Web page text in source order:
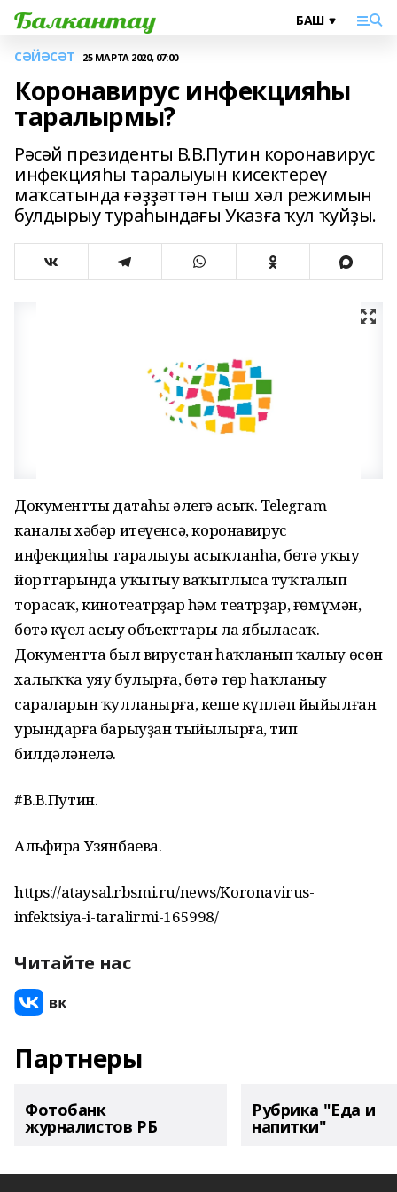
СӘЙӘСӘТ 25 МАРТА 2020, 07:00
Коронавирус инфекцияһы
таралырмы?
Рәсәй президенты В.В.Путин коронавирус
инфекцияһы таралыуын кисектереү
маҡсатында ғәҙҙәттән тыш хәл режимын
булдырыу тураһындағы Указға ҡул ҡуйҙы.
Документтың датаһы әлегә асыҡ. Telegram
каналы хәбәр итеүенсә, коронавирус
инфекцияһы таралыуы асыҡланһа, бөтә уҡыу
йорттарында уҡытыу ваҡытлыса туҡталып
торасаҡ, кинотеатрҙар һәм театрҙар, ғөмүмән,
бөтә күңел асыу объекттары ла ябыласаҡ.
Документта был вирустан һаҡланып ҡалыу өсөн
халыҡҡа уяу булырға, бөтә төр һаҡланыу
сараларын ҡулланырға, кеше күпләп йыйылған
урындарға барыуҙан тыйылырға, тип
билдәләнелә.
#В.В.Путин.
Альфира Узянбаева.
https://ataysal.rbsmi.ru/news/Koronavirus-
infektsiya-i-taralirmi-165998/
Читайте нас
Партнеры
Фотобанк
журналистов РБ
Рубрика "Еда и
напитки"